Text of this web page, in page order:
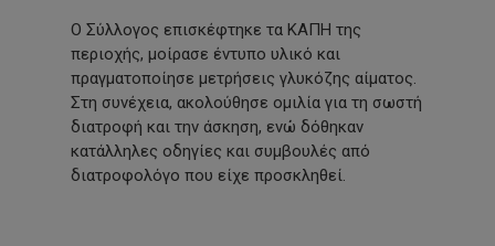
Ο Σύλλογος επισκέφτηκε τα ΚΑΠΗ της
περιοχής, μοίρασε έντυπο υλικό και
πραγματοποίησε μετρήσεις γλυκόζης αίματος.
Στη συνέχεια, ακολούθησε ομιλία για τη σωστή
διατροφή και την άσκηση, ενώ δόθηκαν
κατάλληλες οδηγίες και συμβουλές από
διατροφολόγο που είχε προσκληθεί.